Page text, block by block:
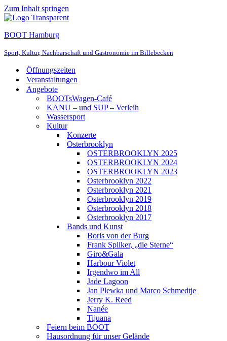
Zum Inhalt springen
BOOT Hamburg
Sport, Kultur, Nachbarschaft und Gastronomie im Billebecken
Öffnungszeiten
Veranstaltungen
Angebote
BOOTsWagen-Café
KANU – und SUP – Verleih
Wassersport
Kultur
Konzerte
Osterbrooklyn
OSTERBROOKLYN 2025
OSTERBROOKLYN 2024
OSTERBROOKLYN 2023
Osterbrooklyn 2022
Osterbrooklyn 2021
Osterbrooklyn 2019
Osterbrooklyn 2018
Osterbrooklyn 2017
Bands und Kunst
Boris von der Burg
Frank Spilker, „die Sterne“
Giro&Gala
Harbour Violet
Irgendwo im All
Jade Lagoon
Jan Plewka und Marco Schmedtje
Jerry K. Reed
Nanée
Tijuana
Feiern beim BOOT
Hausordnung für unser Gelände